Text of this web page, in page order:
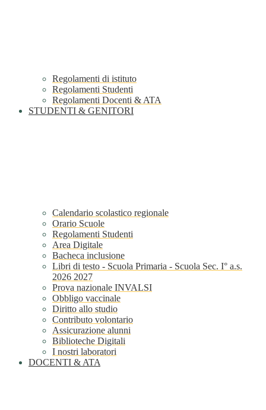
Regolamenti di istituto
Regolamenti Studenti
Regolamenti Docenti & ATA
STUDENTI & GENITORI
Calendario scolastico regionale
Orario Scuole
Regolamenti Studenti
Area Digitale
Bacheca inclusione
Libri di testo - Scuola Primaria - Scuola Sec. I° a.s.
2026 2027
Prova nazionale INVALSI
Obbligo vaccinale
Diritto allo studio
Contributo volontario
Assicurazione alunni
Biblioteche Digitali
I nostri laboratori
DOCENTI & ATA